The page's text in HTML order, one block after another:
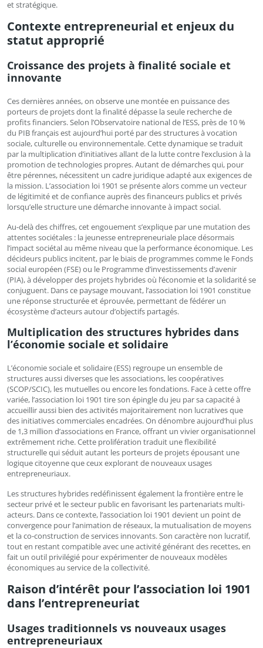
et stratégique.
Contexte entrepreneurial et enjeux du
statut approprié
Croissance des projets à finalité sociale et
innovante
Ces dernières années, on observe une montée en puissance des
porteurs de projets dont la finalité dépasse la seule recherche de
profits financiers. Selon l’Observatoire national de l’ESS, près de 10 %
du PIB français est aujourd’hui porté par des structures à vocation
sociale, culturelle ou environnementale. Cette dynamique se traduit
par la multiplication d’initiatives allant de la lutte contre l’exclusion à la
promotion de technologies propres. Autant de démarches qui, pour
être pérennes, nécessitent un cadre juridique adapté aux exigences de
la mission. L’association loi 1901 se présente alors comme un vecteur
de légitimité et de confiance auprès des financeurs publics et privés
lorsqu’elle structure une démarche innovante à impact social.
Au-delà des chiffres, cet engouement s’explique par une mutation des
attentes sociétales : la jeunesse entrepreneuriale place désormais
l’impact sociétal au même niveau que la performance économique. Les
décideurs publics incitent, par le biais de programmes comme le Fonds
social européen (FSE) ou le Programme d’investissements d’avenir
(PIA), à développer des projets hybrides où l’économie et la solidarité se
conjuguent. Dans ce paysage mouvant, l’association loi 1901 constitue
une réponse structurée et éprouvée, permettant de fédérer un
écosystème d’acteurs autour d’objectifs partagés.
Multiplication des structures hybrides dans
l’économie sociale et solidaire
L’économie sociale et solidaire (ESS) regroupe un ensemble de
structures aussi diverses que les associations, les coopératives
(SCOP/SCIC), les mutuelles ou encore les fondations. Face à cette offre
variée, l’association loi 1901 tire son épingle du jeu par sa capacité à
accueillir aussi bien des activités majoritairement non lucratives que
des initiatives commerciales encadrées. On dénombre aujourd’hui plus
de 1,3 million d’associations en France, offrant un vivier organisationnel
extrêmement riche. Cette prolifération traduit une flexibilité
structurelle qui séduit autant les porteurs de projets épousant une
logique citoyenne que ceux explorant de nouveaux usages
entrepreneuriaux.
Les structures hybrides redéfinissent également la frontière entre le
secteur privé et le secteur public en favorisant les partenariats multi-
acteurs. Dans ce contexte, l’association loi 1901 devient un point de
convergence pour l’animation de réseaux, la mutualisation de moyens
et la co-construction de services innovants. Son caractère non lucratif,
tout en restant compatible avec une activité générant des recettes, en
fait un outil privilégié pour expérimenter de nouveaux modèles
économiques au service de la collectivité.
Raison d’intérêt pour l’association loi 1901
dans l’entrepreneuriat
Usages traditionnels vs nouveaux usages
entrepreneuriaux